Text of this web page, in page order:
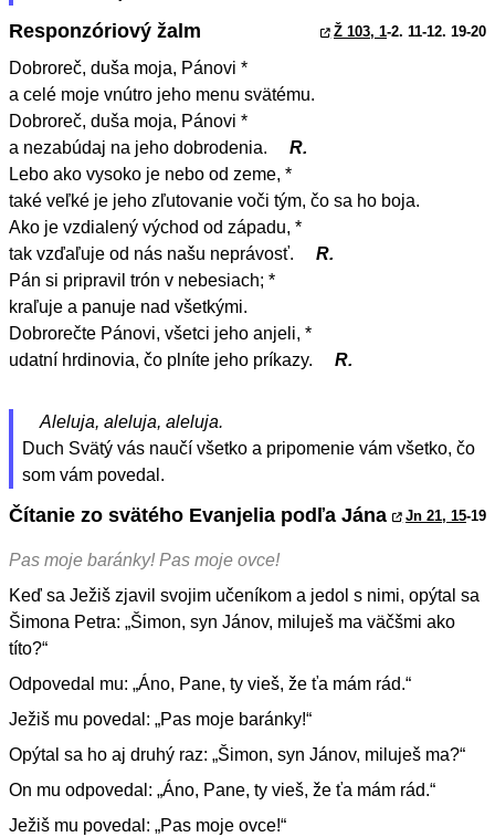
Responzóriový žalm Ž 103, 1-2. 11-12. 19-20
Dobroreč, duša moja, Pánovi *
a celé moje vnútro jeho menu svätému.
Dobroreč, duša moja, Pánovi *
a nezabúdaj na jeho dobrodenia.
R.
Lebo ako vysoko je nebo od zeme, *
také veľké je jeho zľutovanie voči tým, čo sa ho boja.
Ako je vzdialený východ od západu, *
tak vzďaľuje od nás našu neprávosť.
R.
Pán si pripravil trón v nebesiach; *
kraľuje a panuje nad všetkými.
Dobrorečte Pánovi, všetci jeho anjeli, *
udatní hrdinovia, čo plníte jeho príkazy.
R.
Aleluja, aleluja, aleluja.
Duch Svätý vás naučí všetko a pripomenie vám všetko, čo
som vám povedal.
Čítanie zo svätého Evanjelia podľa Jána Jn 21, 15-19
Pas moje baránky! Pas moje ovce!
Keď sa Ježiš zjavil svojim učeníkom a jedol s nimi, opýtal sa
Šimona Petra: „Šimon, syn Jánov, miluješ ma väčšmi ako
títo?“
Odpovedal mu: „Áno, Pane, ty vieš, že ťa mám rád.“
Ježiš mu povedal: „Pas moje baránky!“
Opýtal sa ho aj druhý raz: „Šimon, syn Jánov, miluješ ma?“
On mu odpovedal: „Áno, Pane, ty vieš, že ťa mám rád.“
Ježiš mu povedal: „Pas moje ovce!“